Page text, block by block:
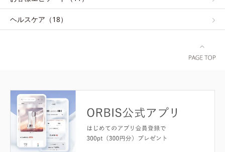
ヘルスケア（18）